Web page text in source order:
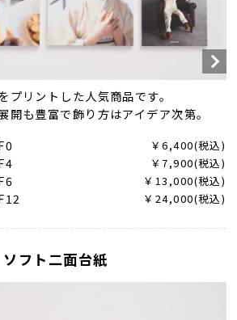
プリントした人気商品です。
開も豊富で飾り方はアイデア次第。
￥6,400(税込)
￥7,900(税込)
￥13,000(税込)
￥24,000(税込)
ソフト二面台紙